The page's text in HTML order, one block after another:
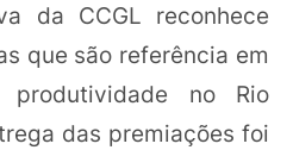
da CCGL reconhece
que são referência em
no Rio
das premiações foi